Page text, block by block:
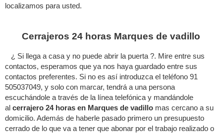
localizamos para usted.
Cerrajeros 24 horas Marques de vadillo
¿ Si llega a casa y no puede abrir la puerta ?. Mire entre sus
contactos, esperamos que ya nos haya guardado entre sus
contactos preferentes. Si no es así introduzca el teléfono 91
505037049, y solo con marcar, tendrá a una persona
escuchándole a través de la línea telefónica y mandándole
al cerrajero 24 horas en Marques de vadillo mas cercano a su
domicilio. Además de haberle pasado primero un presupuesto
cerrado de lo que va a tener que abonar por el trabajo realizado o